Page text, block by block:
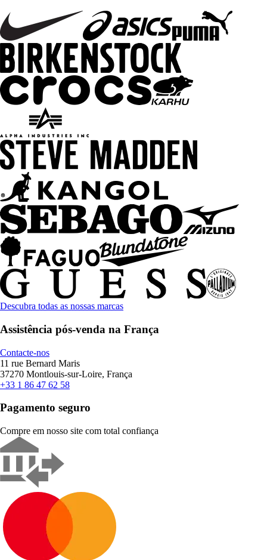
Descubra todas as nossas marcas
Assistência pós-venda na França
Contacte-nos
11 rue Bernard Maris
37270 Montlouis-sur-Loire, França
+33 1 86 47 62 58
Pagamento seguro
Compre em nosso site com total confiança